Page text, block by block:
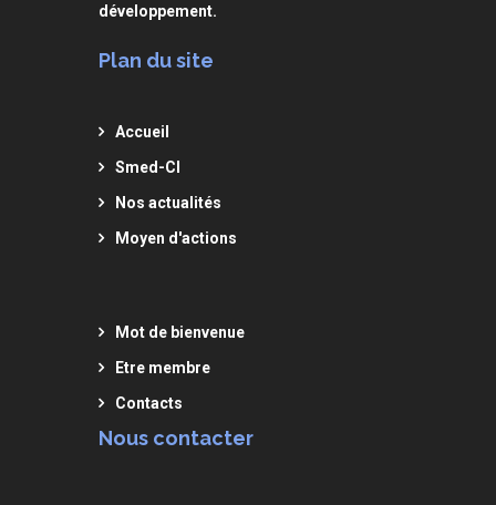
développement.
Plan du site
Accueil
Smed-CI
Nos actualités
Moyen d'actions
Mot de bienvenue
Etre membre
Contacts
Nous contacter